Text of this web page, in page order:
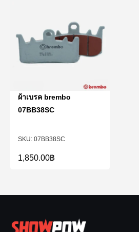
07BB38SC
ผ้าเบรค brembo
07BB38SC
1,850.00฿